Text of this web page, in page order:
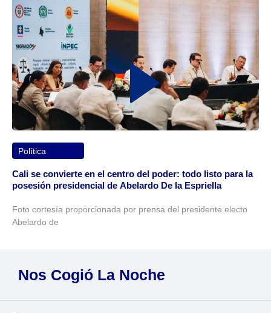
Política
Cali se convierte en el centro del poder: todo listo para la
posesión presidencial de Abelardo De la Espriella
Foto cortesía proporcionada por prensa del presidente electo
Abelardo de
Nos Cogió La Noche